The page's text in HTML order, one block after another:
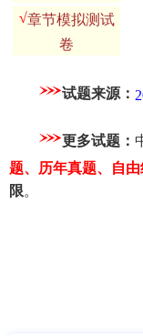
√章节模拟测试
卷
试题来源：
更多试题：
题、历年真题、自
限。